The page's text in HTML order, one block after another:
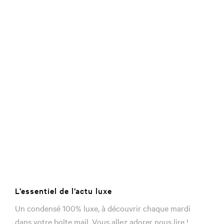
L’essentiel de l’actu luxe
Un condensé 100% luxe, à découvrir chaque mardi
dans votre boîte mail. Vous allez adorer nous lire !